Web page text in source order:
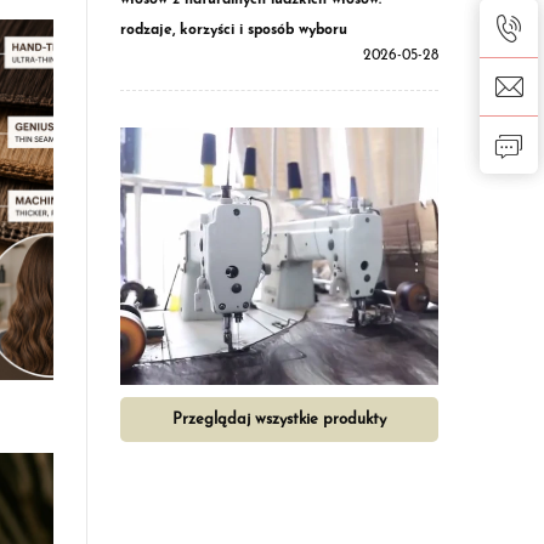
rodzaje, korzyści i sposób wyboru
2026-05-28
Przeglądaj wszystkie produkty